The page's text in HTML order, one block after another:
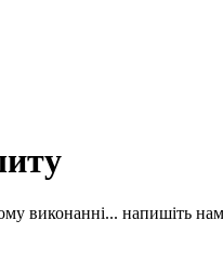
виконанні... напишіть